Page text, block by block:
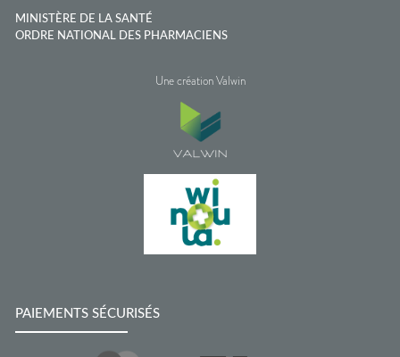
MINISTÈRE DE LA SANTÉ
ORDRE NATIONAL DES PHARMACIENS
Une création Valwin
PAIEMENTS SÉCURISÉS